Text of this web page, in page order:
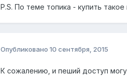
P.S. По теме топика - купить
Опубликовано 10 сентября, 2015
К сожалению, и пеший доступ